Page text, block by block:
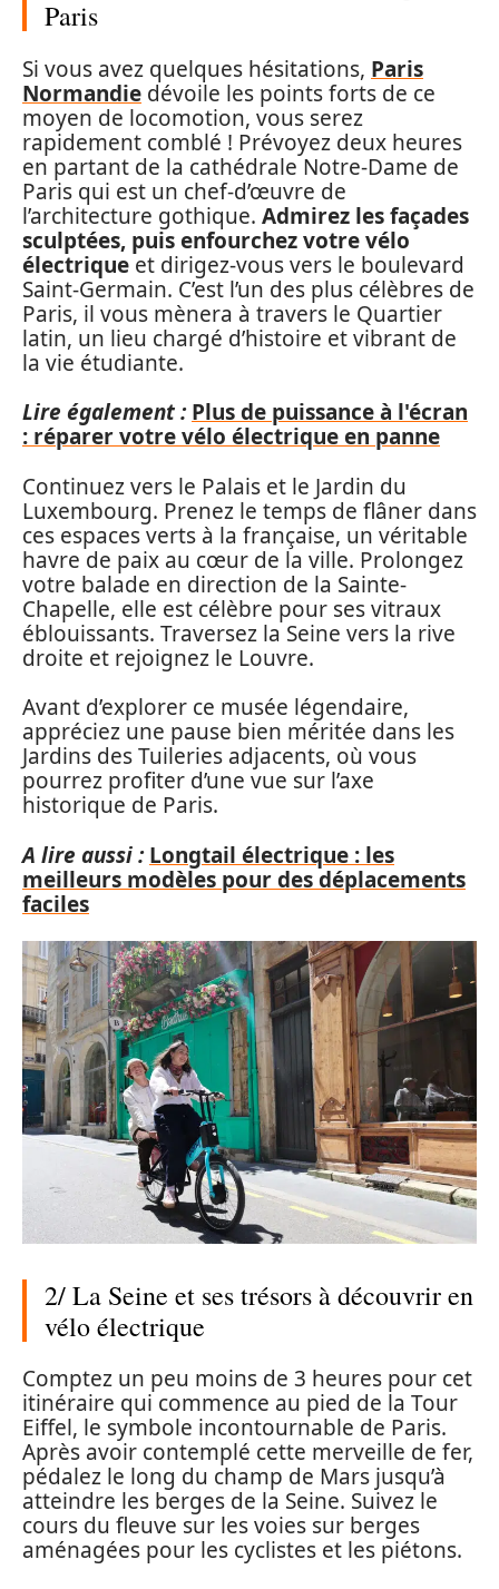
Paris
Si vous avez quelques hésitations, Paris
Normandie dévoile les points forts de ce
moyen de locomotion, vous serez
rapidement comblé ! Prévoyez deux heures
en partant de la cathédrale Notre-Dame de
Paris qui est un chef-d’œuvre de
l’architecture gothique. Admirez les façades
sculptées, puis enfourchez votre vélo
électrique et dirigez-vous vers le boulevard
Saint-Germain. C’est l’un des plus célèbres de
Paris, il vous mènera à travers le Quartier
latin, un lieu chargé d’histoire et vibrant de
la vie étudiante.
Lire également : Plus de puissance à l'écran
: réparer votre vélo électrique en panne
Continuez vers le Palais et le Jardin du
Luxembourg. Prenez le temps de flâner dans
ces espaces verts à la française, un véritable
havre de paix au cœur de la ville. Prolongez
votre balade en direction de la Sainte-
Chapelle, elle est célèbre pour ses vitraux
éblouissants. Traversez la Seine vers la rive
droite et rejoignez le Louvre.
Avant d’explorer ce musée légendaire,
appréciez une pause bien méritée dans les
Jardins des Tuileries adjacents, où vous
pourrez profiter d’une vue sur l’axe
historique de Paris.
A lire aussi : Longtail électrique : les
meilleurs modèles pour des déplacements
faciles
2/ La Seine et ses trésors à découvrir en
vélo électrique
Comptez un peu moins de 3 heures pour cet
itinéraire qui commence au pied de la Tour
Eiffel, le symbole incontournable de Paris.
Après avoir contemplé cette merveille de fer,
pédalez le long du champ de Mars jusqu’à
atteindre les berges de la Seine. Suivez le
cours du fleuve sur les voies sur berges
aménagées pour les cyclistes et les piétons.